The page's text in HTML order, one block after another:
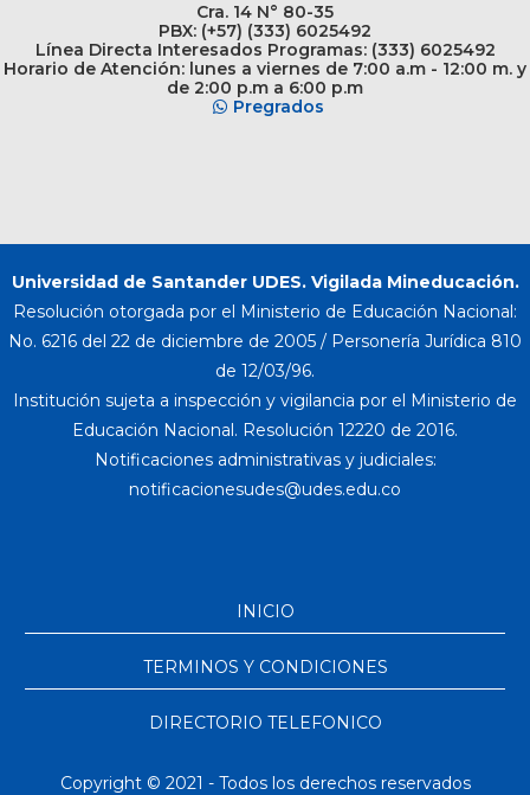
Cra. 14 N° 80-35
PBX: (+57) (333) 6025492
Línea Directa Interesados Programas: (333) 6025492
Horario de Atención: lunes a viernes de 7:00 a.m - 12:00 m. y
de 2:00 p.m a 6:00 p.m
Pregrados
Universidad de Santander UDES. Vigilada Mineducación.
Resolución otorgada por el Ministerio de Educación Nacional:
No. 6216 del 22 de diciembre de 2005 / Personería Jurídica 810
de 12/03/96.
Institución sujeta a inspección y vigilancia por el Ministerio de
Educación Nacional. Resolución 12220 de 2016.
Notificaciones administrativas y judiciales:
INICIO
TERMINOS Y CONDICIONES
DIRECTORIO TELEFONICO
Copyright © 2021 - Todos los derechos reservados